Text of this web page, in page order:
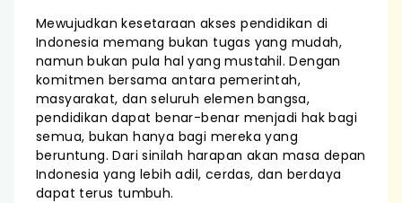
Mewujudkan kesetaraan akses pendidikan di
Indonesia memang bukan tugas yang mudah,
namun bukan pula hal yang mustahil. Dengan
komitmen bersama antara pemerintah,
masyarakat, dan seluruh elemen bangsa,
pendidikan dapat benar-benar menjadi hak bagi
semua, bukan hanya bagi mereka yang
beruntung. Dari sinilah harapan akan masa depan
Indonesia yang lebih adil, cerdas, dan berdaya
dapat terus tumbuh.